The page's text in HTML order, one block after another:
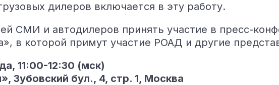
дилеров включается в эту работу.
СМИ и автодилеров принять участие в пресс-
в которой примут участие РОАД и другие
11:00-12:30 (мск)
Зубовский бул., 4, стр. 1, Москва